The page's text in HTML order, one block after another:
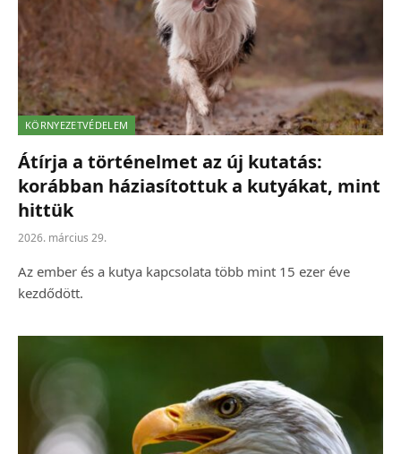
KÖRNYEZETVÉDELEM
Átírja a történelmet az új kutatás:
korábban háziasítottuk a kutyákat, mint
hittük
2026. március 29.
Az ember és a kutya kapcsolata több mint 15 ezer éve
kezdődött.